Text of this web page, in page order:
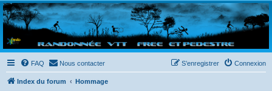
Randovttfree.fr
Bienvenue sur le site des randos vtt et pédestre de Bretagne . Bonne navigation sur le site
et bonnes randos dans l'Ouest !
FAQ Nous contacter Connexion
S’enregistrer
Index du forum Hommage